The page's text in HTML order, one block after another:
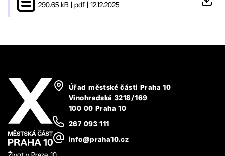
290.65 kB pdf 12.12.2025
Úřad městské části Praha 10
Vinohradská 3218/169
100 00 Praha 10
267 093 111
info@praha10.cz